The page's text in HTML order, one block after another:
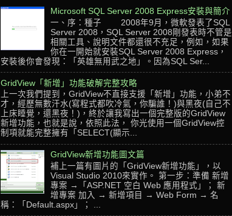
Microsoft SQL Server 2008 Express安裝與簡介
一、序：種子 2008年9月，微軟發表了SQL
Server 2008，SQL Server 2008剛發表時不管是
相關工具、說明文件都還很不充足，例如，如果
你在一開始就安裝SQL Server 2008 Express，
安裝後你會發現：「英雄無用武之地」。因為SQL Ser...
GridView「新增」功能破解完整攻略
上一次我們提到，GridView不直接支援「新增」功能，小弟不
才，經歷無數汗水(寫程式都吹冷氣，你騙誰！)與黑夜(自己不
上床睡覺，還黑夜！)，終於讓我寫出一個完整版的GridView
新增功能，也就是說，依照此法， 你光使用一個GridView控
制項就能完整擁有「SELECT(顯示...
GridView新增功能圖文篇
補上一篇有圖片的「GridView新增功能」，以
Visual Studio 2010來實作。 第一步：準備 新增
專案 →「ASP.NET 空白 Web 應用程式」； 新
增專案 加入 → 新增項目 → Web Form → 名
稱：「Default.aspx」； ...